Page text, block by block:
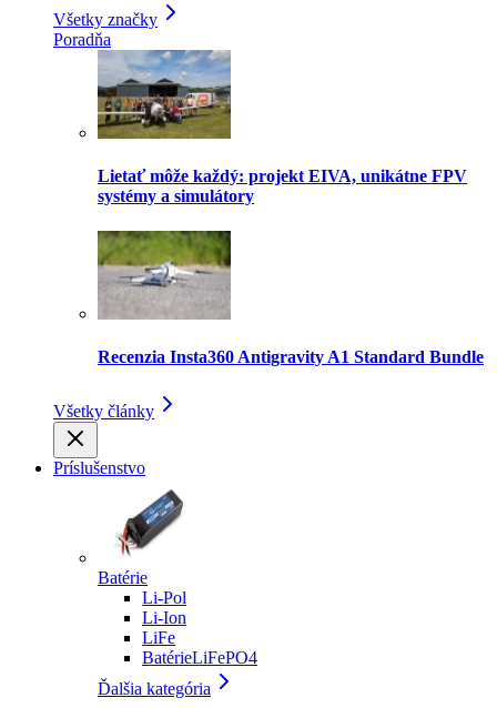
Všetky značky
Poradňa
Lietať môže každý: projekt EIVA, unikátne FPV
systémy a simulátory
Recenzia Insta360 Antigravity A1 Standard Bundle
Všetky články
Príslušenstvo
Batérie
Li-Pol
Li-Ion
LiFe
BatérieLiFePO4
Ďalšia kategória